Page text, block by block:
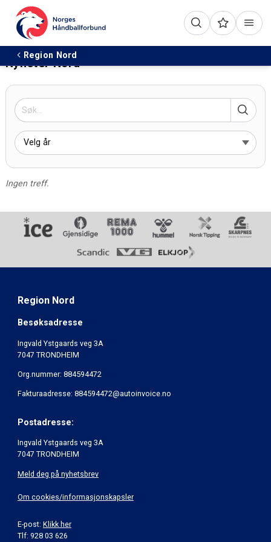
Region Nord
Nyheter Nord
Ingen treff.
Region Nord
Besøksadresse
Ingvald Ystgaards veg 3A
7047 TRONDHEIM
Org.nummer: 884594472
Fakturaadresse: 884594472@autoinvoice.no
Postadresse:
Ingvald Ystgaards veg 3A
7047 TRONDHEIM
Meld deg på nyhetsbrev
Om cookies/informasjonskapsler
E-post: Klikk her
Tlf: 928 03 626